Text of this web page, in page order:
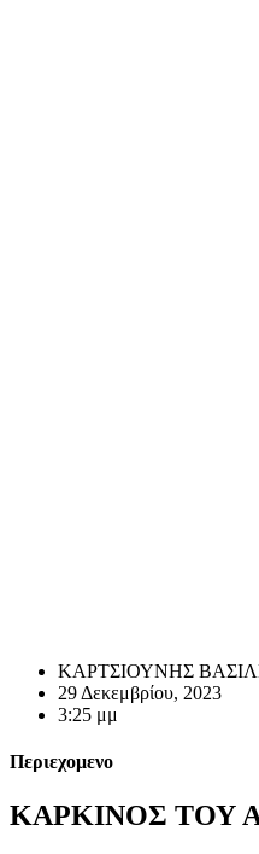
ΚΑΡΤΣΙΟΥΝΗΣ
29 Δεκεμβρίου, 2023
3:25 μμ
Περιεχομενο
ΚΑΡΚΙΝΟΣ ΤΟΥ